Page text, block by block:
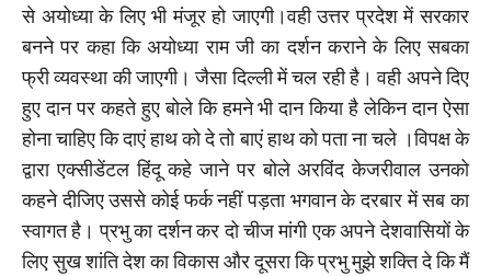
से अयोध्या के लिए भी मंजूर हो जाएगी।वही उत्तर प्रदेश में सरकार
बनने पर कहा कि अयोध्या राम जी का दर्शन कराने के लिए सबका
फ्री व्यवस्था की जाएगी। जैसा दिल्ली में चल रही है। वही अपने दिए
हुए दान पर कहते हुए बोले कि हमने भी दान किया है लेकिन दान ऐसा
होना चाहिए कि दाएं हाथ को दे तो बाएं हाथ को पता ना चले ।विपक्ष के
द्वारा एक्सीडेंटल हिंदू कहे जाने पर बोले अरविंद केजरीवाल उनको
कहने दीजिए उससे कोई फर्क नहीं पड़ता भगवान के दरबार में सब का
स्वागत है। प्रभु का दर्शन कर दो चीज मांगी एक अपने देशवासियों के
लिए सुख शांति देश का विकास और दूसरा कि प्रभु मुझे शक्ति दे कि मैं